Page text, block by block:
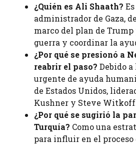
¿Quién es Ali Shaath?
administrador de Gaza,
marco del plan de
guerra y coordinar la
¿Por qué se presionó a
reabrir el paso? Debido
urgente de ayuda
de Estados Unidos,
Kushner y Steve
¿Por qué se sugirió la
Turquía? Como una
para influir en el proceso